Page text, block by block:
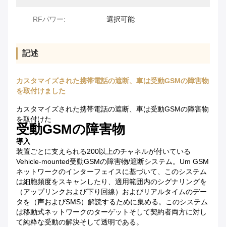
RFパワー: 選択可能
記述
カスタマイズされた携帯電話の遮断、車は受動GSMの障害物
を取付けました
カスタマイズされた携帯電話の遮断、車は受動GSMの障害物
を取付けた
受動GSMの障害物
導入
装置ごとに支えられる200以上のチャネルが付いている
Vehicle-mounted受動GSMの障害物/遮断システム。Um GSM
ネットワークのインターフェイスに基づいて、このシステム
は細胞頻度をスキャンしたり、適用範囲内のシグナリングを
（アップリンクおよび下り回線）およびリアルタイムのデー
タを（声およびSMS）解読するために集める。このシステム
は移動式ネットワークのターゲットそして契約者両方に対し
て純粋な受動の解決そして透明である。